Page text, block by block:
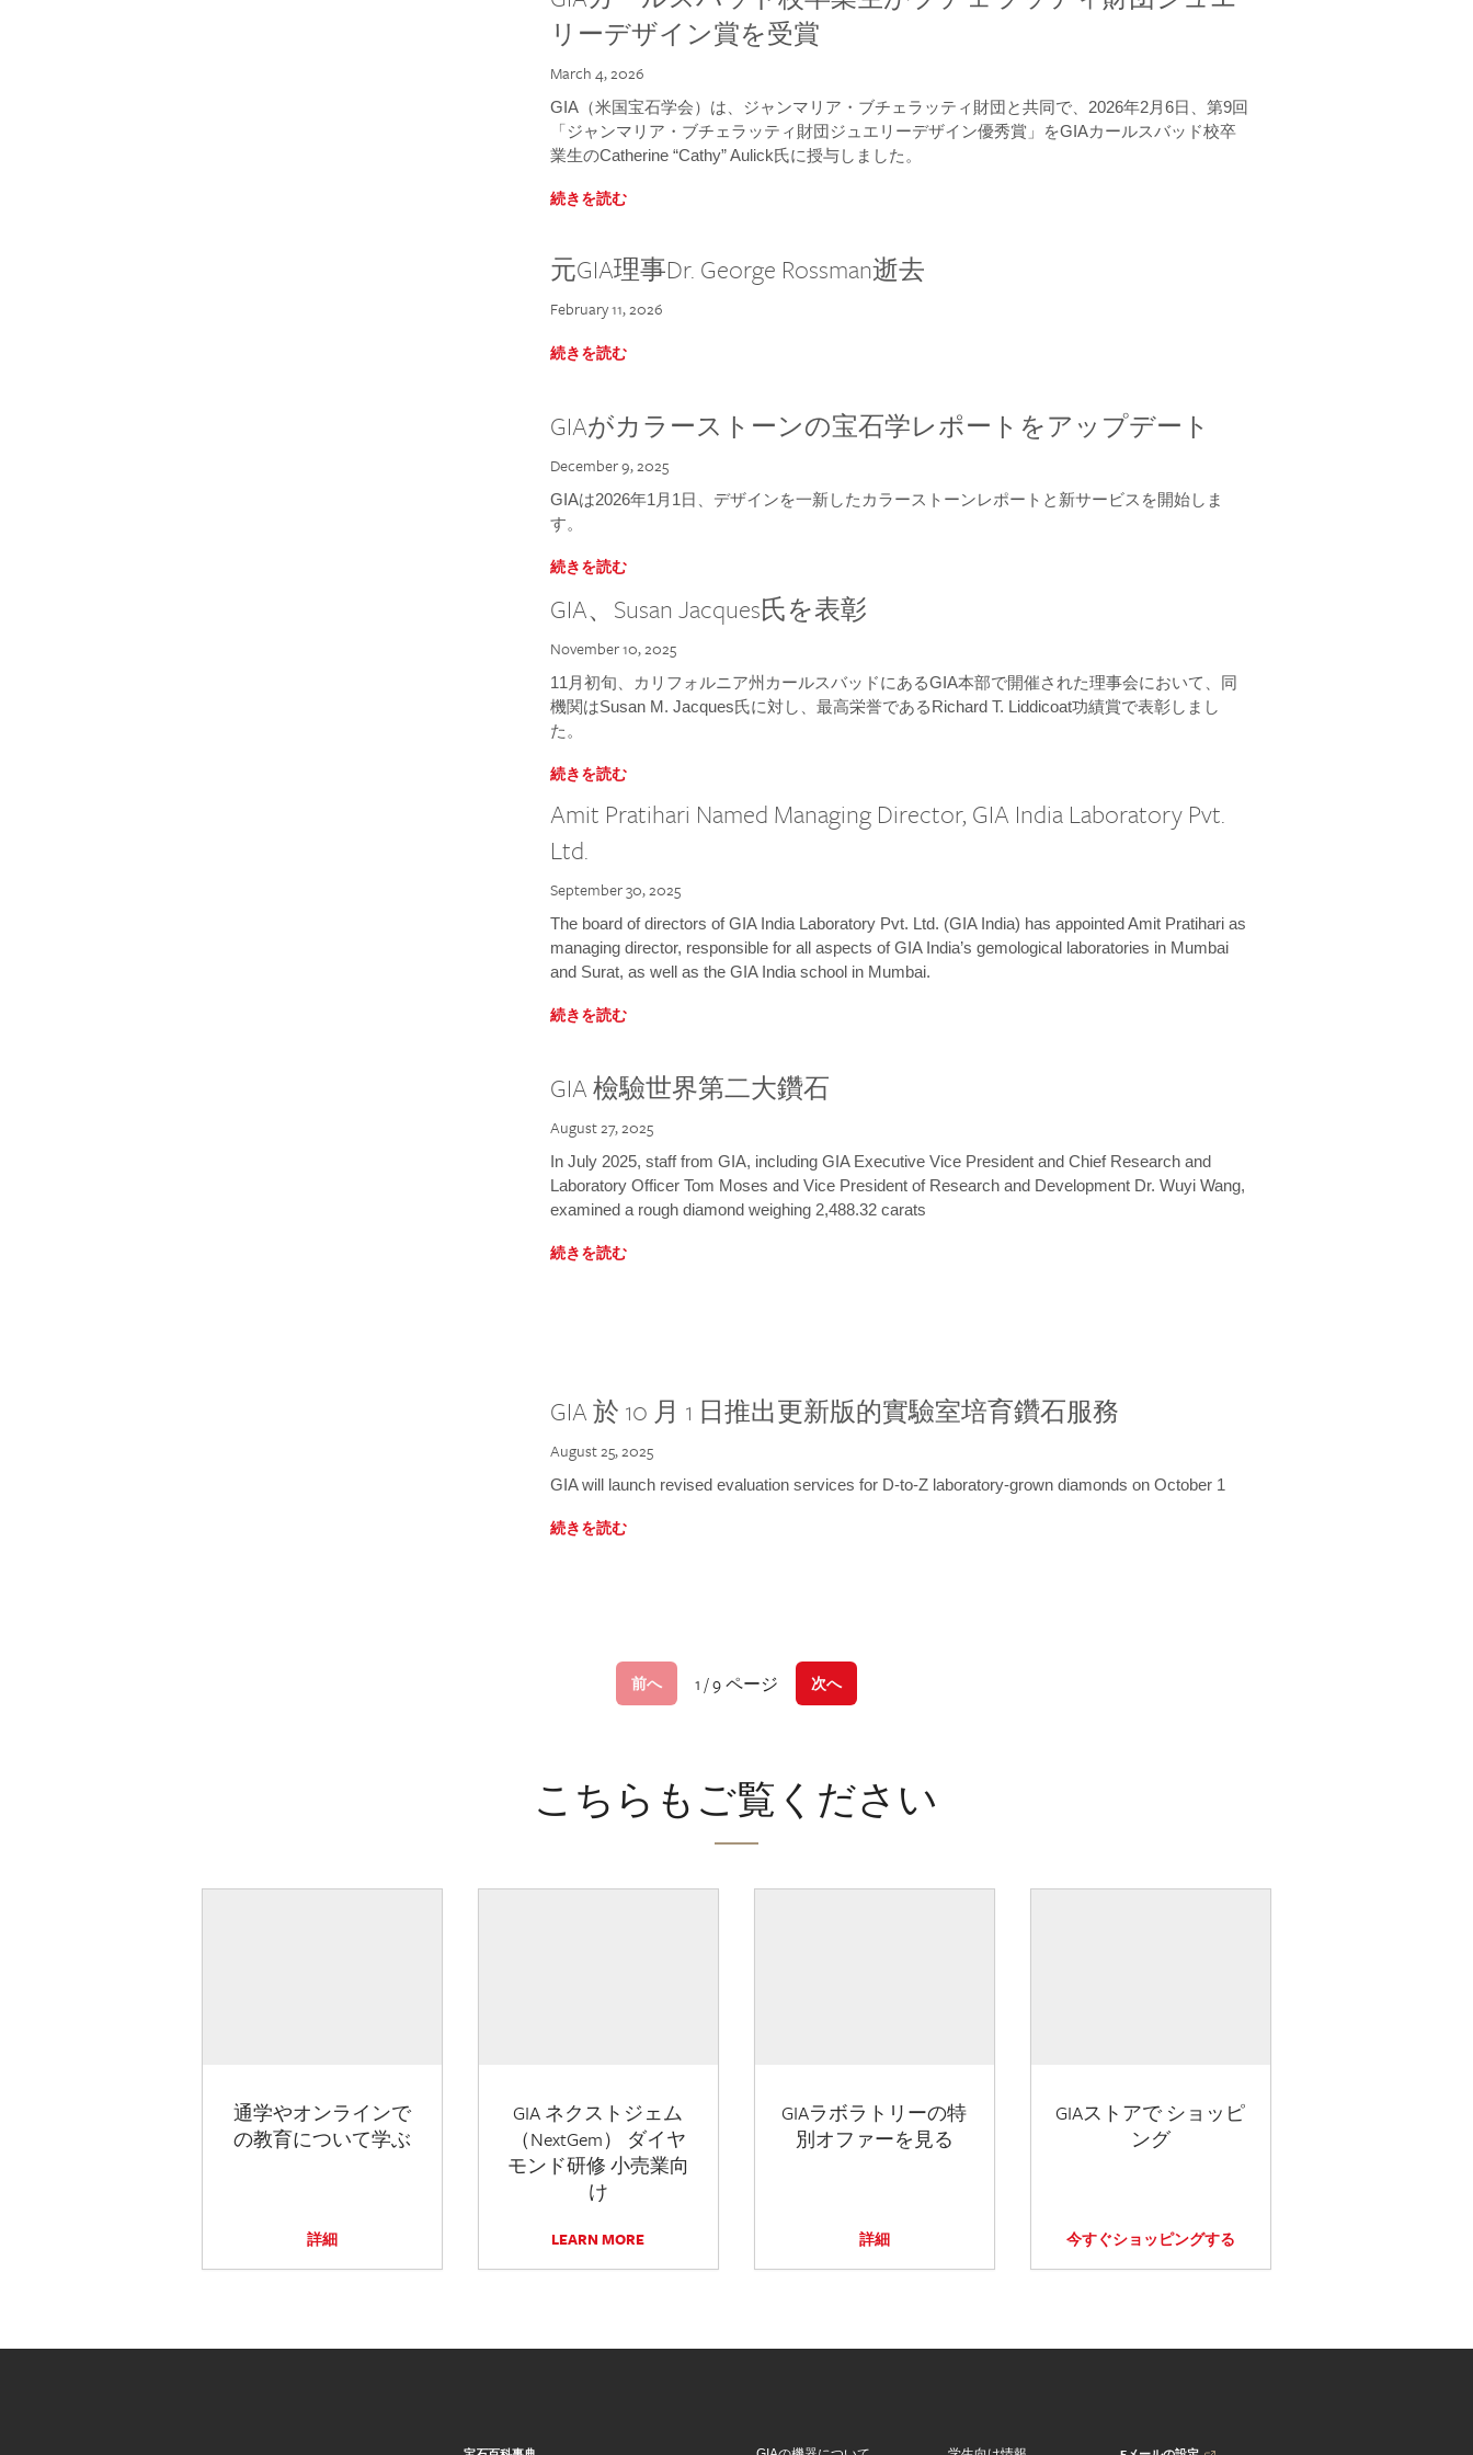
リーデザイン賞を受賞
March 4, 2026
GIA（米国宝石学会）は、ジャンマリア・ブチェラッティ財団と共同で、2026年2月6日、第9回
「ジャンマリア・ブチェラッティ財団ジュエリーデザイン優秀賞」をGIAカールスバッド校卒
業生のCatherine “Cathy” Aulick氏に授与しました。
続きを読む
元GIA理事Dr. George Rossman逝去
February 11, 2026
続きを読む
GIAがカラーストーンの宝石学レポートをアップデート
December 9, 2025
GIAは2026年1月1日、デザインを一新したカラーストーンレポートと新サービスを開始しま
す。
続きを読む
GIA、Susan Jacques氏を表彰
November 10, 2025
11月初旬、カリフォルニア州カールスバッドにあるGIA本部で開催された理事会において、同
機関はSusan M. Jacques氏に対し、最高栄誉であるRichard T. Liddicoat功績賞で表彰しまし
た。
続きを読む
Amit Pratihari Named Managing Director, GIA India Laboratory Pvt.
Ltd.
September 30, 2025
The board of directors of GIA India Laboratory Pvt. Ltd. (GIA India) has appointed Amit Pratihari as
managing director, responsible for all aspects of GIA India’s gemological laboratories in Mumbai
and Surat, as well as the GIA India school in Mumbai.
続きを読む
GIA 檢驗世界第二大鑽石
August 27, 2025
In July 2025, staff from GIA, including GIA Executive Vice President and Chief Research and
Laboratory Officer Tom Moses and Vice President of Research and Development Dr. Wuyi Wang,
examined a rough diamond weighing 2,488.32 carats
続きを読む
GIA 於 10 月 1 日推出更新版的實驗室培育鑽石服務
August 25, 2025
GIA will launch revised evaluation services for D-to-Z laboratory-grown diamonds on October 1
続きを読む
前へ 1 / 9 ページ 次へ
こちらもご覧ください
通学やオンラインで
の教育について学ぶ
詳細
GIA ネクストジェム
（NextGem） ダイヤ
モンド研修 小売業向
け
LEARN MORE
GIAラボラトリーの特
別オファーを見る
詳細
GIAストアで ショッピ
ング
今すぐショッピングする